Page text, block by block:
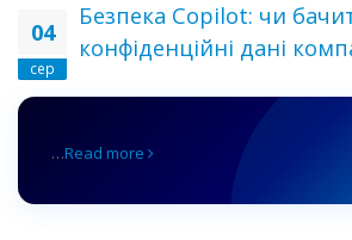
04
сер
Безпека Copilot: чи
конфіденційні дані
…Read more